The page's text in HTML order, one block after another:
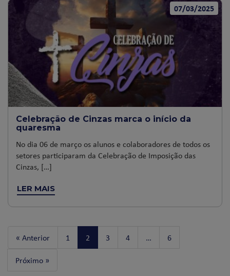
07/03/2025
Celebração de Cinzas marca o início da
quaresma
No dia 06 de março os alunos e colaboradores de todos os
setores participaram da Celebração de Imposição das
Cinzas, […]
LER MAIS
« Anterior 1 2 3 4 …
6
Próximo »